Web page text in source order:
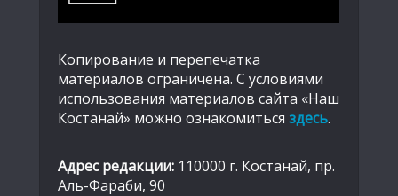
Копирование и перепечатка
материалов ограничена. С условиями
использования материалов сайта «Наш
Костанай» можно ознакомиться здесь.
Адрес редакции: 110000 г. Костанай, пр.
Аль-Фараби, 90